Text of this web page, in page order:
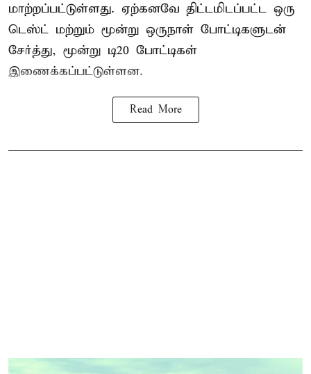
மாற்றப்பட்டுள்ளது. ஏற்கனவே திட்டமிடப்பட்ட ஒரு
டெஸ்ட் மற்றும் மூன்று ஒருநாள் போட்டிகளுடன்
சேர்த்து, மூன்று டி20 போட்டிகள்
இணைக்கப்பட்டுள்ளன.
Read More